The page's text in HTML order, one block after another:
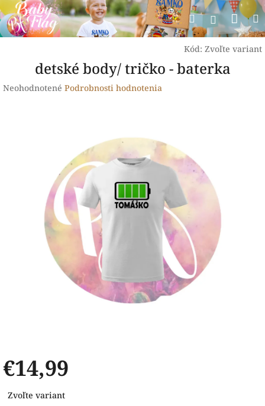
Prejsť
na
obsah
Hľadať
Kód: Zvoľte variant
detské body/ tričko - baterka
Priemerné
Neohodnotené Podrobnosti hodnotenia
€14,99
cena:
Zvoľte variant